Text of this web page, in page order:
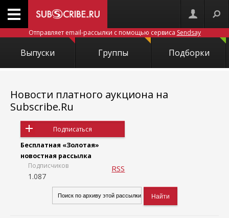
Отправляет email-рассылки с помощью сервиса Sendsay
Выпуски Группы Подборки
Новости платного аукциона на
Subscribe.Ru
Подписаться
Бесплатная «Золотая»
новостная рассылка
Подписчиков
1.087
RSS